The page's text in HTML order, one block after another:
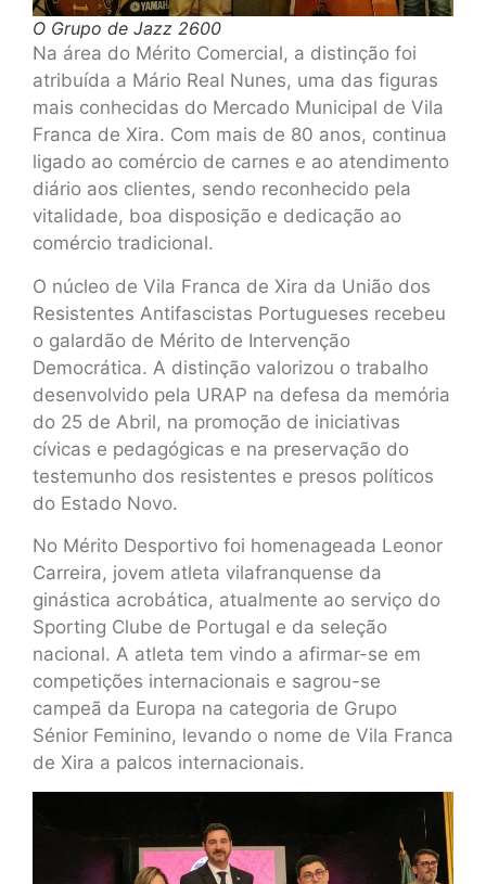
O Grupo de Jazz 2600
Na área do Mérito Comercial, a distinção foi
atribuída a Mário Real Nunes, uma das figuras
mais conhecidas do Mercado Municipal de Vila
Franca de Xira. Com mais de 80 anos, continua
ligado ao comércio de carnes e ao atendimento
diário aos clientes, sendo reconhecido pela
vitalidade, boa disposição e dedicação ao
comércio tradicional.
O núcleo de Vila Franca de Xira da União dos
Resistentes Antifascistas Portugueses recebeu
o galardão de Mérito de Intervenção
Democrática. A distinção valorizou o trabalho
desenvolvido pela URAP na defesa da memória
do 25 de Abril, na promoção de iniciativas
cívicas e pedagógicas e na preservação do
testemunho dos resistentes e presos políticos
do Estado Novo.
No Mérito Desportivo foi homenageada Leonor
Carreira, jovem atleta vilafranquense da
ginástica acrobática, atualmente ao serviço do
Sporting Clube de Portugal e da seleção
nacional. A atleta tem vindo a afirmar-se em
competições internacionais e sagrou-se
campeã da Europa na categoria de Grupo
Sénior Feminino, levando o nome de Vila Franca
de Xira a palcos internacionais.